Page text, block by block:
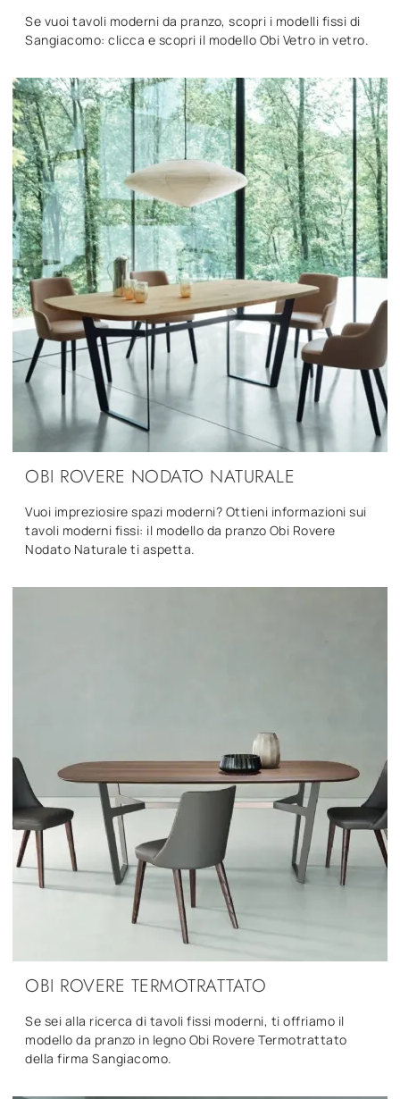
Se vuoi tavoli moderni da pranzo, scopri i modelli fissi di
Sangiacomo: clicca e scopri il modello Obi Vetro in vetro.
OBI ROVERE NODATO NATURALE
Vuoi impreziosire spazi moderni? Ottieni informazioni sui
tavoli moderni fissi: il modello da pranzo Obi Rovere
Nodato Naturale ti aspetta.
OBI ROVERE TERMOTRATTATO
Se sei alla ricerca di tavoli fissi moderni, ti offriamo il
modello da pranzo in legno Obi Rovere Termotrattato
della firma Sangiacomo.